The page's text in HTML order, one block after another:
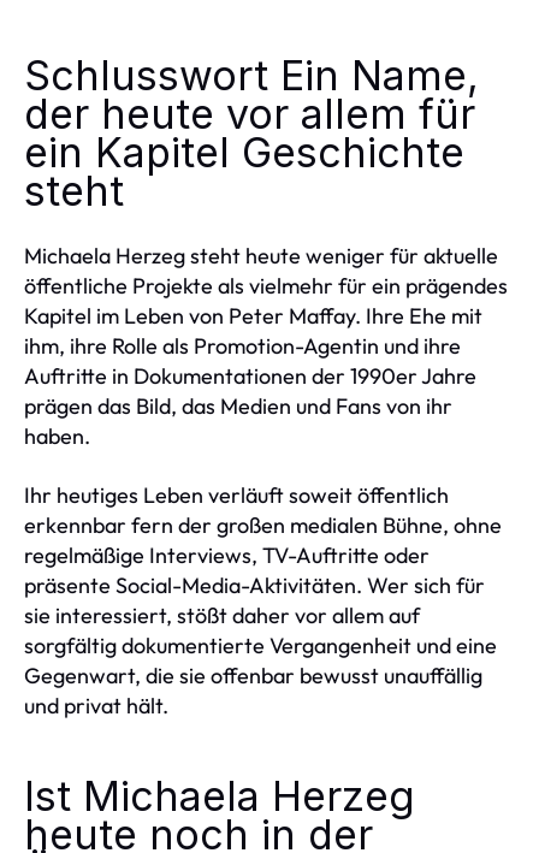
Schlusswort Ein Name,
der heute vor allem für
ein Kapitel Geschichte
steht
Michaela Herzeg steht heute weniger für aktuelle
öffentliche Projekte als vielmehr für ein prägendes
Kapitel im Leben von Peter Maffay. Ihre Ehe mit
ihm, ihre Rolle als Promotion-Agentin und ihre
Auftritte in Dokumentationen der 1990er Jahre
prägen das Bild, das Medien und Fans von ihr
haben.
Ihr heutiges Leben verläuft soweit öffentlich
erkennbar fern der großen medialen Bühne, ohne
regelmäßige Interviews, TV-Auftritte oder
präsente Social-Media-Aktivitäten. Wer sich für
sie interessiert, stößt daher vor allem auf
sorgfältig dokumentierte Vergangenheit und eine
Gegenwart, die sie offenbar bewusst unauffällig
und privat hält.
Ist Michaela Herzeg
heute noch in der